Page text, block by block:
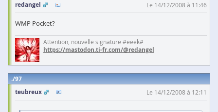
redangel
Le 14/12/2008 à 11:46
WMP Pocket?
Attention, nouvelle signature #eeek#
https://mastodon.ti-fr.com/@redangel
97
teubreux
Le 14/12/2008 à 12:11